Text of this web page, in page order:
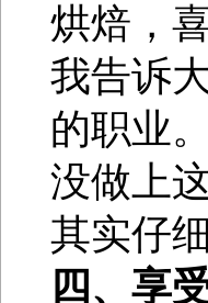
烘焙，
我告诉
的职业
没做上
其实仔
四、享